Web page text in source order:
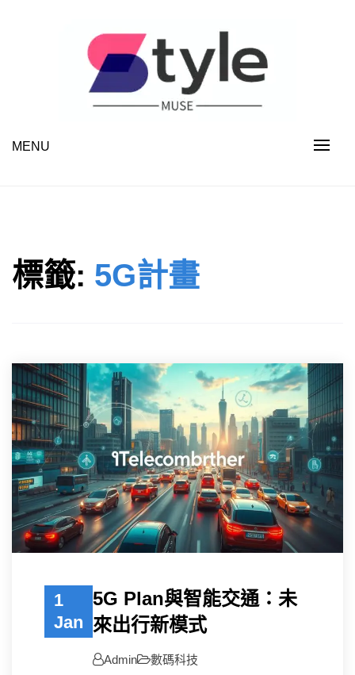
STYLE MUSE
MENU
標籤: 5G計畫
1
Jan
5G Plan與智能交通：未
來出行新模式
Admin 數碼科技